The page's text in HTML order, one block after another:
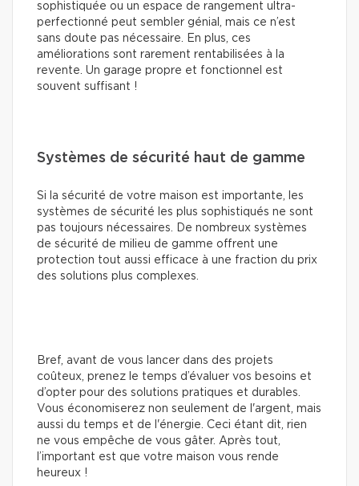
sophistiquée ou un espace de rangement ultra-
perfectionné peut sembler génial, mais ce n’est
sans doute pas nécessaire. En plus, ces
améliorations sont rarement rentabilisées à la
revente. Un garage propre et fonctionnel est
souvent suffisant !
Systèmes de sécurité haut de gamme
Si la sécurité de votre maison est importante, les
systèmes de sécurité les plus sophistiqués ne sont
pas toujours nécessaires. De nombreux systèmes
de sécurité de milieu de gamme offrent une
protection tout aussi efficace à une fraction du prix
des solutions plus complexes.
Bref, avant de vous lancer dans des projets
coûteux, prenez le temps d’évaluer vos besoins et
d’opter pour des solutions pratiques et durables.
Vous économiserez non seulement de l'argent, mais
aussi du temps et de l'énergie. Ceci étant dit, rien
ne vous empêche de vous gâter. Après tout,
l’important est que votre maison vous rende
heureux !